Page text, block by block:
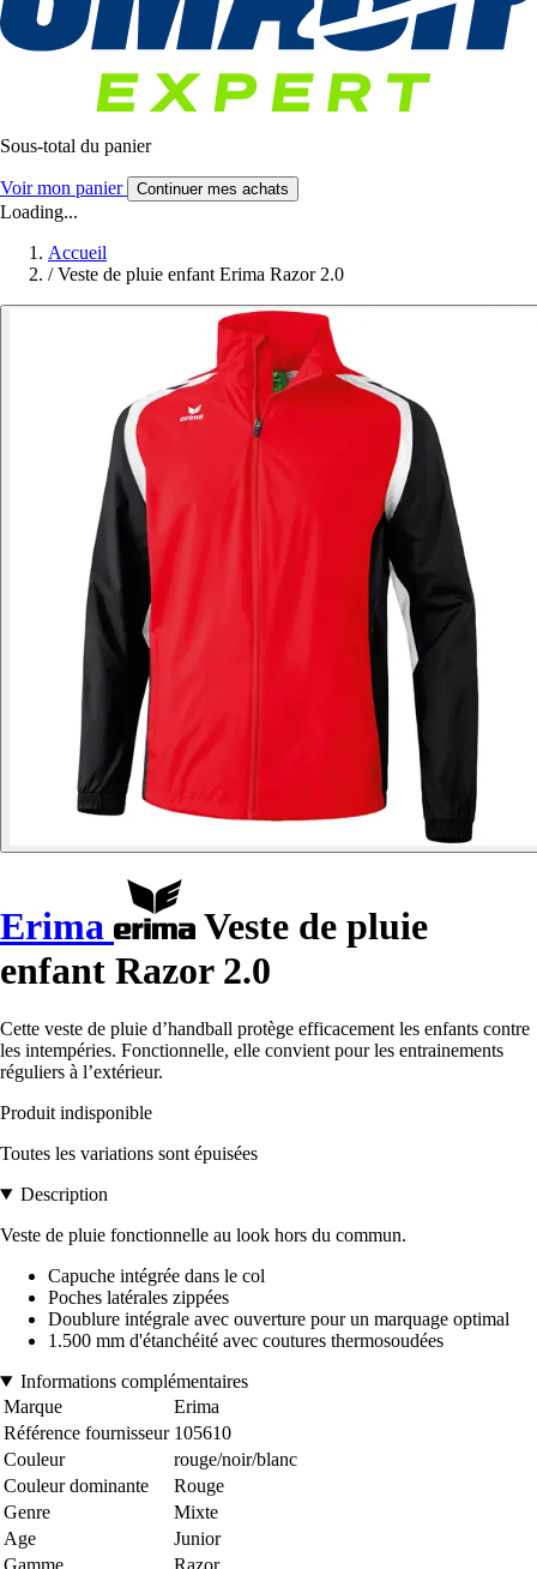
Sous-total du panier
Voir mon panier Continuer mes achats
Loading...
Accueil
/ Veste de pluie enfant Erima Razor 2.0
Erima
Veste de pluie
enfant Razor 2.0
Cette veste de pluie d’handball protège efficacement les enfants contre
les intempéries. Fonctionnelle, elle convient pour les entrainements
réguliers à l’extérieur.
Produit indisponible
Toutes les variations sont épuisées
Description
Veste de pluie fonctionnelle au look hors du commun.
Capuche intégrée dans le col
Poches latérales zippées
Doublure intégrale avec ouverture pour un marquage optimal
1.500 mm d'étanchéité avec coutures thermosoudées
Informations complémentaires
Marque
Erima
Référence fournisseur 105610
Couleur
rouge/noir/blanc
Couleur dominante
Rouge
Genre
Mixte
Age
Junior
Gamme
Razor